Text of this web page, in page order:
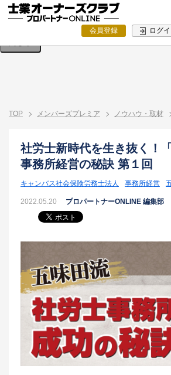
会員登録 ログ
検索条件を入力してください。
TOP メンバーズプレミア ノウハウ・取材
社労士新時代を生き抜く！
事務所経営の秘訣 第１回
キャンバス社会保険労務士法人 事務所経営
2022.05.20 プロパートナーONLINE 編集部